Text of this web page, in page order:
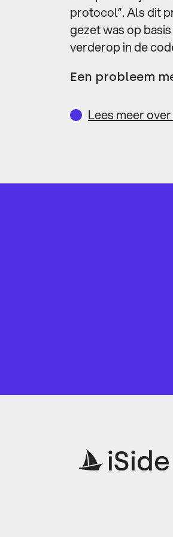
protocol”. Als dit
gezet was op
verderop in de
Een probleem
Lees meer